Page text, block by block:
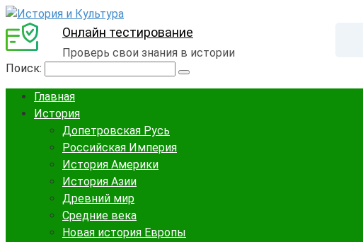
Онлайн тестирование
Проверь свои знания в истории
Поиск:
Главная
История
Допетровская Русь
Российская Империя
История Америки
История Азии
Древний мир
Средние века
Новая история Европы